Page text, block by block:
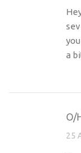
a
Ο/Η
25